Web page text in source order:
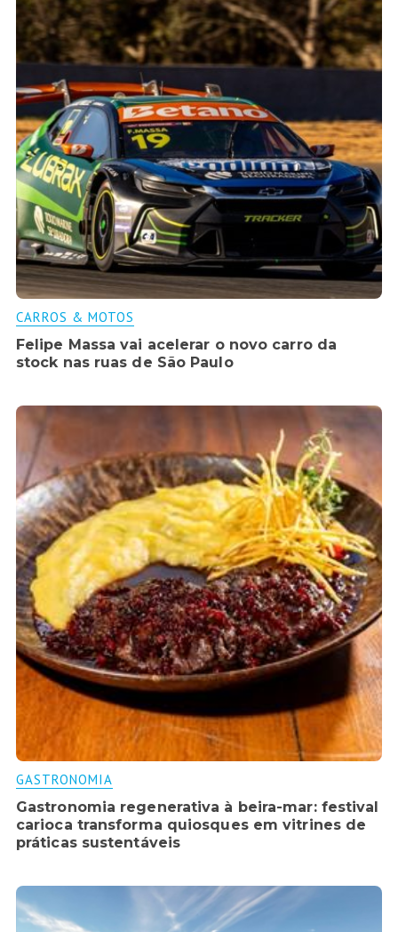
CARROS & MOTOS
Felipe Massa vai acelerar o novo carro da
stock nas ruas de São Paulo
GASTRONOMIA
Gastronomia regenerativa à beira-mar: festival
carioca transforma quiosques em vitrines de
práticas sustentáveis